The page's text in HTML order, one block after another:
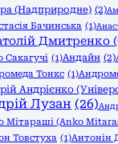
(Надприродне) (2)
Бачинська (1)
Дмитренко
Сакагучі (1)Андайн (2)
Тонкс (1)
Андрієнко
Лузан (26)
Мітараші (Anko
Товстуха (1)Антонін